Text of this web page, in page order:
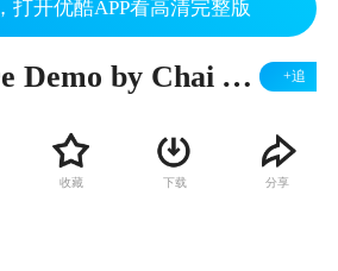
打开优酷APP看高清完整版
FS6-10 Figure Demo by Chai Yen Rong +追
收藏 下载 分享